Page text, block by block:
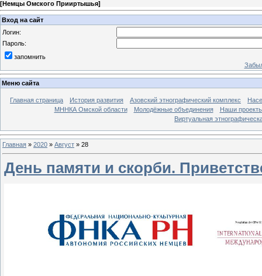
[Немцы Омского Прииртышья]
Вход на сайт
Логин:
Пароль:
запомнить
Меню сайта
Главная страница История развития Азовский этнографический комплекс
МННКА Омской области
Молодёжные объединения
Наши
Виртуальная
Главная » 2020 » Август » 28
День памяти и скорби.